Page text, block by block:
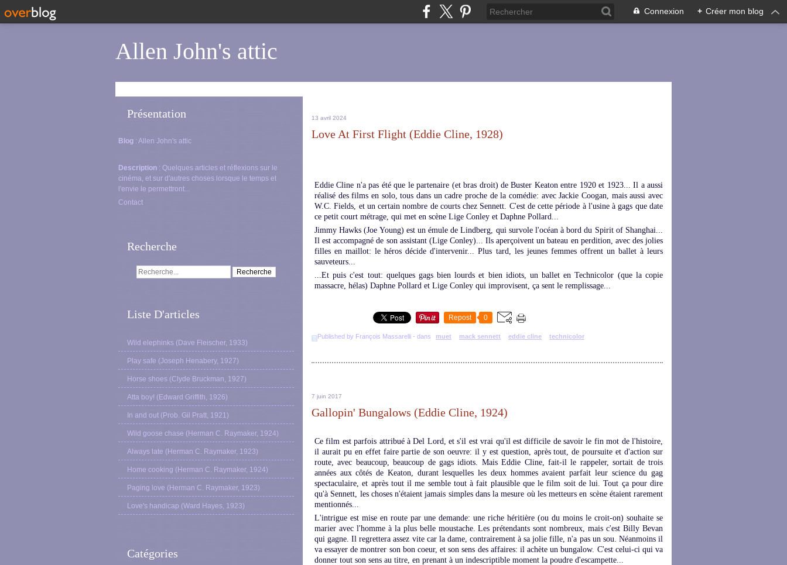
Connexion + Créer mon blog
Allen John's attic
Présentation
Blog : Allen John's attic
Description : Quelques articles et réflexions sur le
cinéma, et sur d'autres choses lorsque le temps et
l'envie le permettront...
Contact
Recherche
Liste D'articles
Wild elephinks (Dave Fleischer, 1933)
Play safe (Joseph Henabery, 1927)
Horse shoes (Clyde Bruckman, 1927)
Atta boy! (Edward Griffith, 1926)
In and out (Prob. Gil Pratt, 1921)
Wild goose chase (Herman C. Raymaker, 1924)
Always late (Herman C. Raymaker, 1923)
Home cooking (Herman C. Raymaker, 1924)
Paging love (Herman C. Raymaker, 1923)
Love's handicap (Ward Hayes, 1923)
Catégories
13 avril 2024
Love At First Flight (Eddie Cline, 1928)
Eddie Cline n'a pas été que le partenaire (et bras droit) de Buster Keaton entre 1920 et 1923... Il a aussi
réalisé des films en solo, tous dans un cadre proche de la comédie: avec Jackie Coogan, mais aussi avec
W.C. Fields, et un certain nombre de courts chez Sennett. C'est de cette période à l'usine à gags que date
ce petit court métrage, qui met en scène Lige Conley et Daphne Pollard...
Jimmy Hawks (Joe Young) est un émule de Lindberg, qui survole l'océan à bord du Spirit of Shanghai...
Il est accompagné de son assistant (Lige Conley)... Ils aperçoivent un bateau en perdition, avec des jolies
filles en maillot: le héros décide d'intervenir... Plus tard, les jeunes femmes offrent un ballet à leurs
sauveteurs...
...Et puis c'est tout: quelques gags bien lourds et bien idiots, un ballet en Technicolor (que la copie
massacre, hélas) Daphne Pollard et Lige Conley qui improvisent, ça sent le remplissage...
Repost 0
Published by François Massarelli - dans muet mack sennett eddie cline technicolor
7 juin 2017
Gallopin' Bungalows (Eddie Cline, 1924)
Ce film est parfois attribué à Del Lord, et s'il est vrai qu'il est difficile de savoir le fin mot de l'histoire,
il aurait pu en effet faire partie de son oeuvre: il y est question, après tout, de poursuite et d'action sur
route, avec beaucoup, beaucoup de gags idiots. Mais Eddie Cline, fait-il le rappeler, sortait de trois
années aux côtés de Keaton, durant lesquelles les deux hommes avaient parfait leur science du gag
spectaculaire, et après tout il me semble tout à fait plausible que le film soit de lui. Tout ça pour dire
qu'à Sennett, les choses n'étaient jamais simples dans la mesure où les metteurs en scène étaient rarement
mentionnés...
L'intrigue est mise en route par une demande: une riche héritière (ou du moins le croit-on) souhaite se
marier avec l'homme à la plus belle moustache. Les prétendants sont nombreux, mais c'est Billy Bevan
qui gagne. Il regrettera assez vite car la dame, contrairement à sa jolie fille, n'a pas un sou. Néanmoins il
va essayer de montrer son bon coeur, et son sens des affaires: il achète un bungalow. C'est celui-ci qui va
donner tout son sens au titre, en prenant à un indescriptible moment la poudre d'escampette...